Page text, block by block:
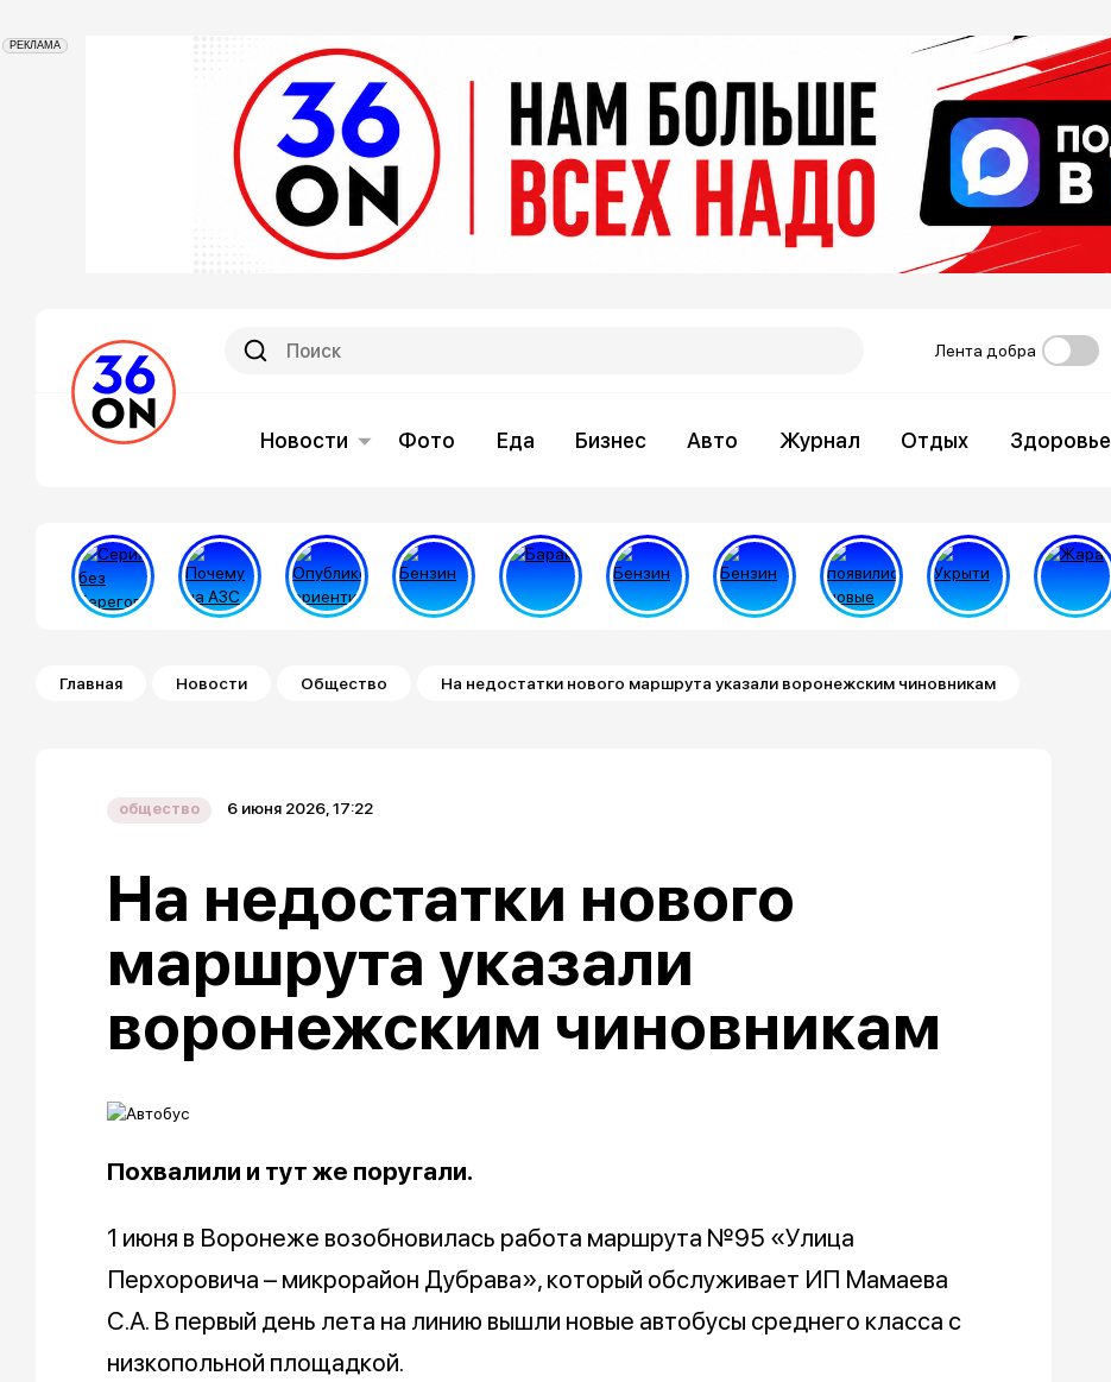
РЕКЛАМА
Лента добра
Новости Фото Еда Бизнес Авто Журнал Отдых Здоровье
Строка навигации
Главная Новости Общество На недостатки нового маршрута указали воронежским чиновникам
общество 6 июня 2026, 17:22
На недостатки нового
маршрута указали
воронежским чиновникам
Похвалили и тут же поругали.
1 июня в Воронеже возобновилась работа маршрута №95 «Улица
Перхоровича – микрорайон Дубрава», который обслуживает ИП Мамаева
С.А. В первый день лета на линию вышли новые автобусы среднего класса с
низкопольной площадкой.